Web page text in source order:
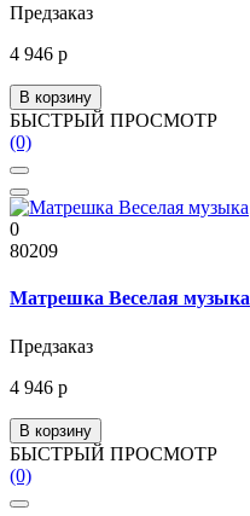
Предзаказ
4 946 р
В корзину
БЫСТРЫЙ ПРОСМОТР
(0)
0
80209
Матрешка Веселая музыка
Предзаказ
4 946 р
В корзину
БЫСТРЫЙ ПРОСМОТР
(0)